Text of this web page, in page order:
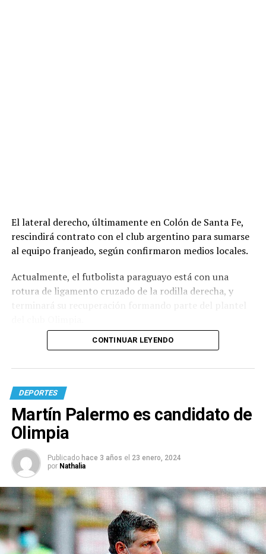
El lateral derecho, últimamente en Colón de Santa Fe,
rescindirá contrato con el club argentino para sumarse
al equipo franjeado, según confirmaron medios locales.
Actualmente, el futbolista paraguayo está con una
rotura de ligamento cruzado de la rodilla derecha, y
CONTINUAR LEYENDO
DEPORTES
Martín Palermo es candidato de
Olimpia
Publicado hace 3 años el 23 enero, 2024
por Nathalia